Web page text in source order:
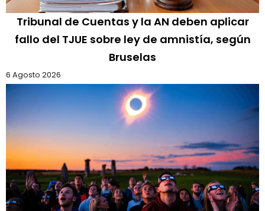
Tribunal de Cuentas y la AN deben aplicar
fallo del TJUE sobre ley de amnistía, según
Bruselas
6 Agosto 2026